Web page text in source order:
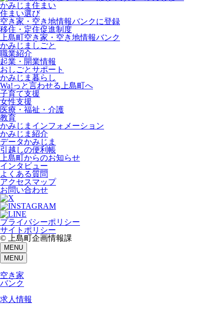
かみじま住まい
住まい選び
空き家・空き地情報バンクに登録
移住・定住促進制度
上島町空き家・空き地情報バンク
かみじましごと
職業紹介
起業・開業情報
おしごとサポート
かみじま暮らし
Wa!っと言わせる上島町へ
子育て支援
女性支援
医療・福祉・介護
教育
かみじまインフォメーション
かみじま紹介
データかみじま
引越しの便利帳
上島町からのお知らせ
インタビュー
よくある質問
アクセスマップ
お問い合わせ
プライバシーポリシー
サイトポリシー
© 上島町企画情報課
MENU
MENU
空き家
バンク
求人情報